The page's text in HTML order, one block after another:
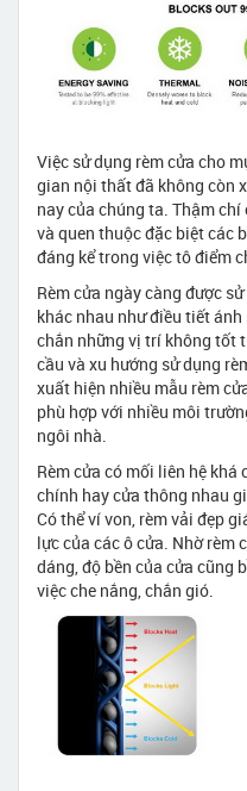
Việc sử dụng rèm cửa cho
gian nội thất đã không còn
nay của chúng ta. Thậm
và quen thuộc đặc biệt các
đáng kể trong việc tô điểm
Rèm cửa ngày càng được
khác nhau như điều tiết
chắn những vị trí không tốt
cầu và xu hướng sử dụng
xuất hiện nhiều mẫu rèm
phù hợp với nhiều môi
ngôi nhà.
Rèm cửa có mối liên hệ khá
chính hay cửa thông nhau
Có thể ví von, rèm vải đẹp
lực của các ô cửa. Nhờ rèm
dáng, độ bền của cửa cũng
việc che nắng, chắn gió.